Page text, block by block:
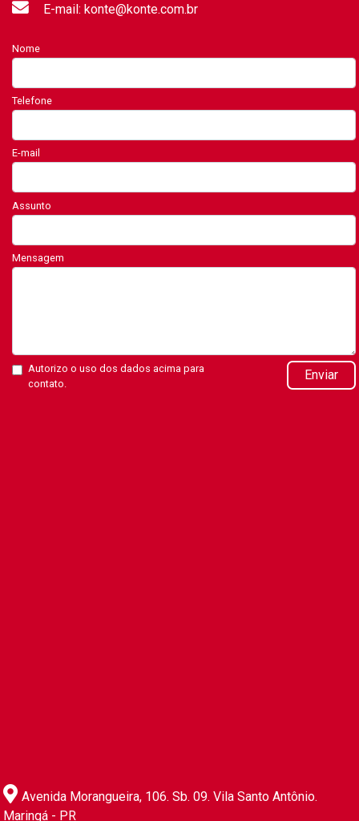
E-mail: konte@konte.com.br
Nome
Telefone
E-mail
Assunto
Mensagem
Autorizo o uso dos dados acima para
contato.
Enviar
Avenida Morangueira, 106. Sb. 09. Vila Santo Antônio.
Maringá - PR